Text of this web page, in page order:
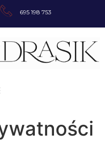
695 198 753